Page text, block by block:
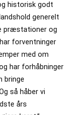
historisk godt
generelt
præstationer og
forventninger
med om
har forhåbninger
bringe
så håber vi
års